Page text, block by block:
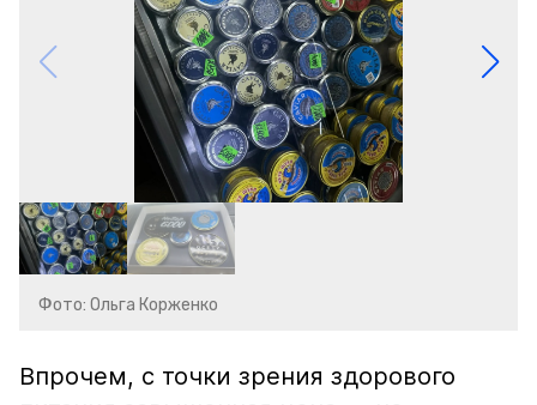
Фото: Ольга Корженко
Впрочем, с точки зрения здорового